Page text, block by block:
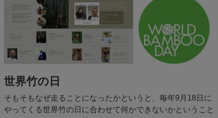
世界竹の日
そもそもなぜ走ることになったかというと、毎年9月18日に
やってくる世界竹の日に合わせて何かできないかということ